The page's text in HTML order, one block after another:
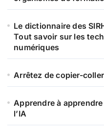
Le dictionnaire des
Tout savoir sur les
numériques
Arrêtez de copier-
Apprendre à
l’IA